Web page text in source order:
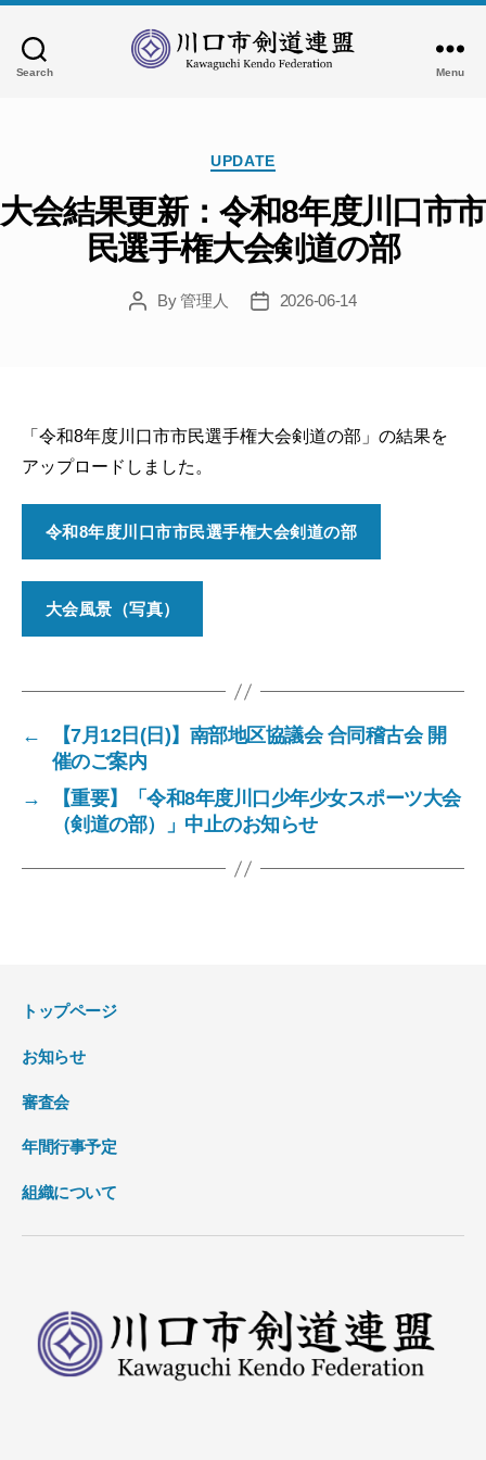
Search
剣
連
盟
Menu
Categories
UPDATE
大会結果更新：令和8年度川口市市
民選手権大会剣道の部
PostBy管理人
Post2026-06-14
「令和8年度川口市市民選手権大会剣道の部」の結果を
アップロードしました。
令和8年度川口市市民選手権大会剣道の部
大会風景（写真）
←
【7月12日(日)】南部地区協議会 合同稽古会 開
催のご案内
→
【重要】「令和8年度川口少年少女スポーツ大会
（剣道の部）」中止のお知らせ
トップページ
お知らせ
審査会
年間行事予定
組織について